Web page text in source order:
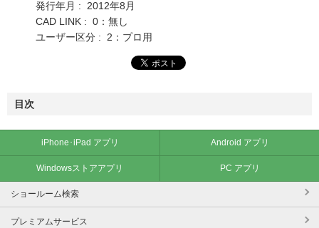
発行年月 : 2012年8月
CAD LINK : 0：無し
ユーザー区分 : 2：プロ用
目次
iPhone･iPad アプリ Android アプリ
Windowsストアアプリ PC アプリ
ショールーム検索
プレミアムサービス